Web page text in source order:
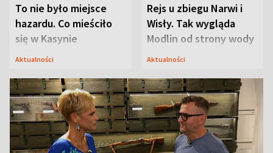
To nie było miejsce
hazardu. Co mieściło
się w Kasynie
Oficerskim?
Aktualności
Rejs u zbiegu Narwi i
Wisły. Tak wygląda
Modlin od strony wody
Aktualności